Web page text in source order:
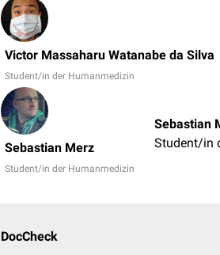
Victor Massaharu Watanabe da Silva
Student/in der Humanmedizin
Sebastian Merz
Student/in der Humanmedizin
Sebastian
DocCheck